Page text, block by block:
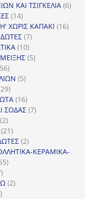
προϊόντα
ΚΑΙ ΤΣΙΓΚΕΛΙΑ 66
1414
προϊόντα
ΧΩΡΙΣ ΚΑΠΑΚΙ 1616
77
1010
προϊόντα
55
5656
προϊόντα
55
2929
προϊόντα
1616
προϊόντα
ΣΟΔΑΣ 77
22
προϊόντα
2121
προϊόντα
22
προϊόντα
ΚΕΡΑΜΙΚΑ-
155
7
προϊόντα
22